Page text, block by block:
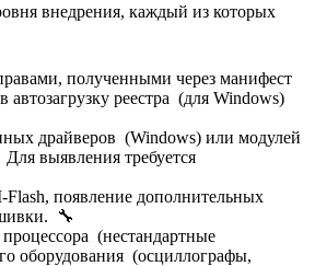
внедрения, каждый из которых
полученными через манифест
реестра (для Windows)
драйверов (Windows) или модулей
выявления требуется
появление дополнительных
🔧
(нестандартные
оборудования (осциллографы,